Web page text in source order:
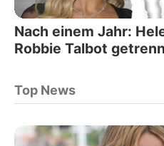
Nach einem Jahr:
Robbie Talbot
Top News